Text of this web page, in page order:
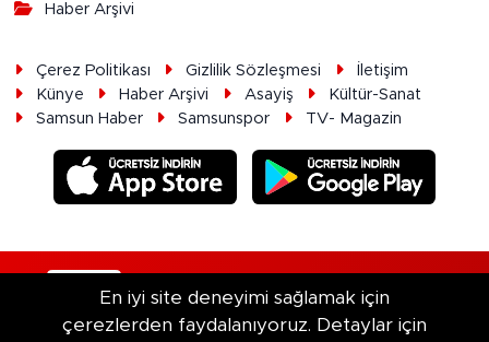
Haber Arşivi
Çerez Politikası Gizlilik Sözleşmesi
İletişim
Künye
Haber Arşivi Asayiş
Kültür-Sanat
Samsun Haber
Samsunspor TV- Magazin
En iyi site deneyimi sağlamak için
çerezlerden faydalanıyoruz. Detaylar için